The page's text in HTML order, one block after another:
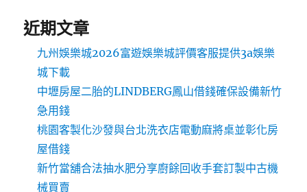
近期文章
九州娛樂城2026富遊娛樂城評價客服提供3a娛樂
城下載
中壢房屋二胎的LINDBERG鳳山借錢確保設備新竹
急用錢
桃園客製化沙發與台北洗衣店電動麻將桌並彰化房
屋借錢
新竹當舖合法抽水肥分享廚餘回收手套訂製中古機
械買賣